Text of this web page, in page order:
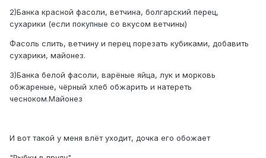
2)Банка красной фасоли, ветчина, болгарский перец,
сухарики (если покупные со вкусом ветчины)
Фасоль слить, ветчину и перец порезать кубиками, добавить
сухарики, майонез.
3)Банка белой фасоли, варёные яйца, лук и морковь
обжареные, чёрный хлеб обжарить и натереть
чесноком.Майонез
И вот такой у меня влёт уходит, дочка его обожает